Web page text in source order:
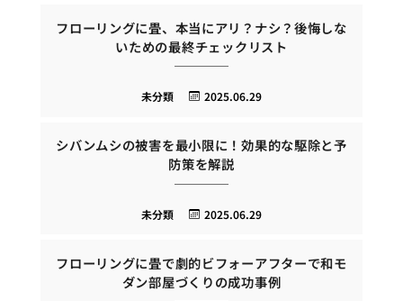
フローリングに畳、本当にアリ？ナシ？後悔しな
いための最終チェックリスト
2025.06.29
未分類
シバンムシの被害を最小限に！効果的な駆除と予
防策を解説
2025.06.29
未分類
フローリングに畳で劇的ビフォーアフターで和モ
ダン部屋づくりの成功事例